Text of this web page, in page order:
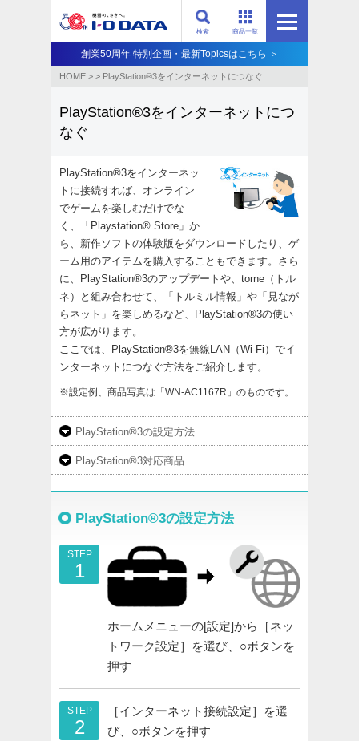
商品一覧
検索
創業50周年 特別企画・最新Topicsはこちら ＞
HOME > > PlayStation®3をインターネットにつなぐ
PlayStation®3をインターネットにつ
なぐ
PlayStation®3をインターネッ
トに接続すれば、オンライン
でゲームを楽しむだけでな
く、「Playstation® Store」か
ら、新作ソフトの体験版をダウンロードしたり、ゲ
ーム用のアイテムを購入することもできます。さら
に、PlayStation®3のアップデートや、torne（トル
ネ）と組み合わせて、「トルミル情報」や「見なが
らネット」を楽しめるなど、PlayStation®3の使い
方が広がります。
ここでは、PlayStation®3を無線LAN（Wi-Fi）でイ
ンターネットにつなぐ方法をご紹介します。
※設定例、商品写真は「WN-AC1167R」のものです。
PlayStation®3の設定方法
PlayStation®3対応商品
PlayStation®3の設定方法
STEP
1
ホームメニューの[設定]から［ネッ
トワーク設定］を選び、○ボタンを
押す
STEP
2
［インターネット接続設定］を選
び、○ボタンを押す